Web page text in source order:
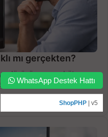
mı gerçekten?
düşünüyorsanız bütçe,
birlikte değerlendirin,
WhatsApp Destek Hattı
ShopPHP | v5